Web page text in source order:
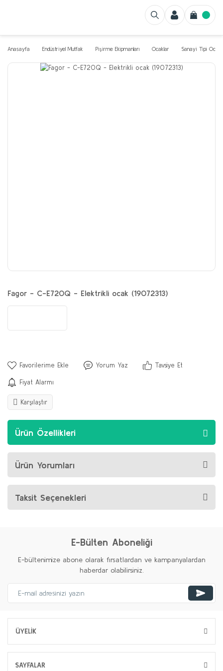
Anasayfa Endüstriyel Mutfak Pişirme Ekipmanları Ocaklar Sanayi Tipi Ocak
Fagor - C-E720Q - Elektrikli ocak (19072313)
Yorum Yaz Tavsiye Et
Fiyat Alarmı
Karşılaştır
Ürün Özellikleri
Ürün Yorumları
Taksit Seçenekleri
E-Bülten Aboneliği
E-bültenimize abone olarak fırsatlardan ve kampanyalardan
haberdar olabilirsiniz.
ÜYELİK
SAYFALAR